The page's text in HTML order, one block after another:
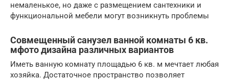
немаленькое, но даже с размещением сантехники и
функциональной мебели могут возникнуть проблемы
Совмещенный санузел ванной комнаты 6 кв.
мфото дизайна различных вариантов
Иметь ванную комнату площадью 6 кв. м мечтает любая
хозяйка. Достаточное пространство позволяет